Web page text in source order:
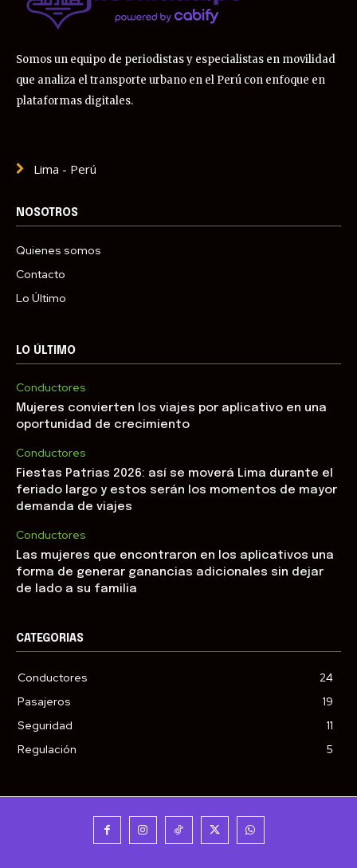
Somos un equipo de periodistas y especialistas en movilidad
que analiza el transporte urbano en el Perú con enfoque en
plataformas digitales.
Lima - Perú
NOSOTROS
Quienes somos
Contacto
Lo Último
LO ÚLTIMO
Conductores
Mujeres convierten los viajes por aplicativo en una
oportunidad de crecimiento
Conductores
Fiestas Patrias 2026: así se moverá Lima durante el
feriado largo y estos serán los momentos de mayor
demanda de viajes
Conductores
Las mujeres que encontraron en los aplicativos una
forma de generar ganancias adicionales sin dejar
de lado a su familia
CATEGORIAS
Conductores
24
Pasajeros
19
Seguridad
11
Regulación
5